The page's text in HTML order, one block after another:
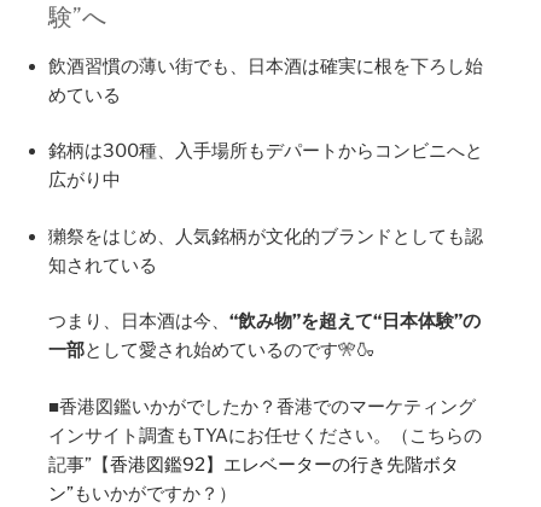
験”へ
飲酒習慣の薄い街でも、日本酒は確実に根を下ろし始
めている
銘柄は300種、入手場所もデパートからコンビニへと
広がり中
獺祭をはじめ、人気銘柄が文化的ブランドとしても認
知されている
つまり、日本酒は今、 “飲み物”を超えて“日本体験”の
一部として愛され始めているのです🎌🍶
■香港図鑑いかがでしたか？香港でのマーケティング
インサイト調査もTYAにお任せください。（こちらの
記事”【香港図鑑92】エレベーターの行き先階ボタ
ン”もいかがですか？）